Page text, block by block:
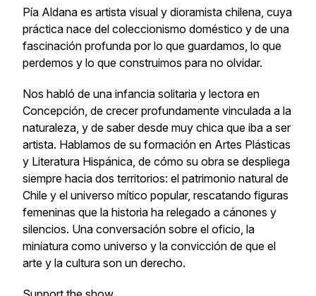
Pía Aldana es artista visual y dioramista chilena, cuya
práctica nace del coleccionismo doméstico y de una
fascinación profunda por lo que guardamos, lo que
perdemos y lo que construimos para no olvidar.
Nos habló de una infancia solitaria y lectora en
Concepción, de crecer profundamente vinculada a la
naturaleza, y de saber desde muy chica que iba a ser
artista. Hablamos de su formación en Artes Plásticas
y Literatura Hispánica, de cómo su obra se despliega
siempre hacia dos territorios: el patrimonio natural de
Chile y el universo mítico popular, rescatando figuras
femeninas que la historia ha relegado a cánones y
silencios. Una conversación sobre el oficio, la
miniatura como universo y la convicción de que el
arte y la cultura son un derecho.